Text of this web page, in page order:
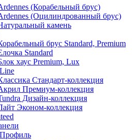
(Корабельный брус)
(Оцилиндрованный брус)
камень
брус Standard, Premium
Standard
хаус Premium, Lux
Стандарт-коллекция
Премиум-коллекция
Дизайн-коллекция
Эконом-коллекция